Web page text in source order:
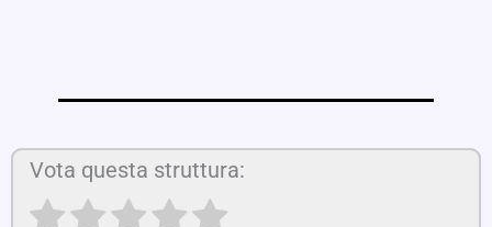
Vota questa struttura: